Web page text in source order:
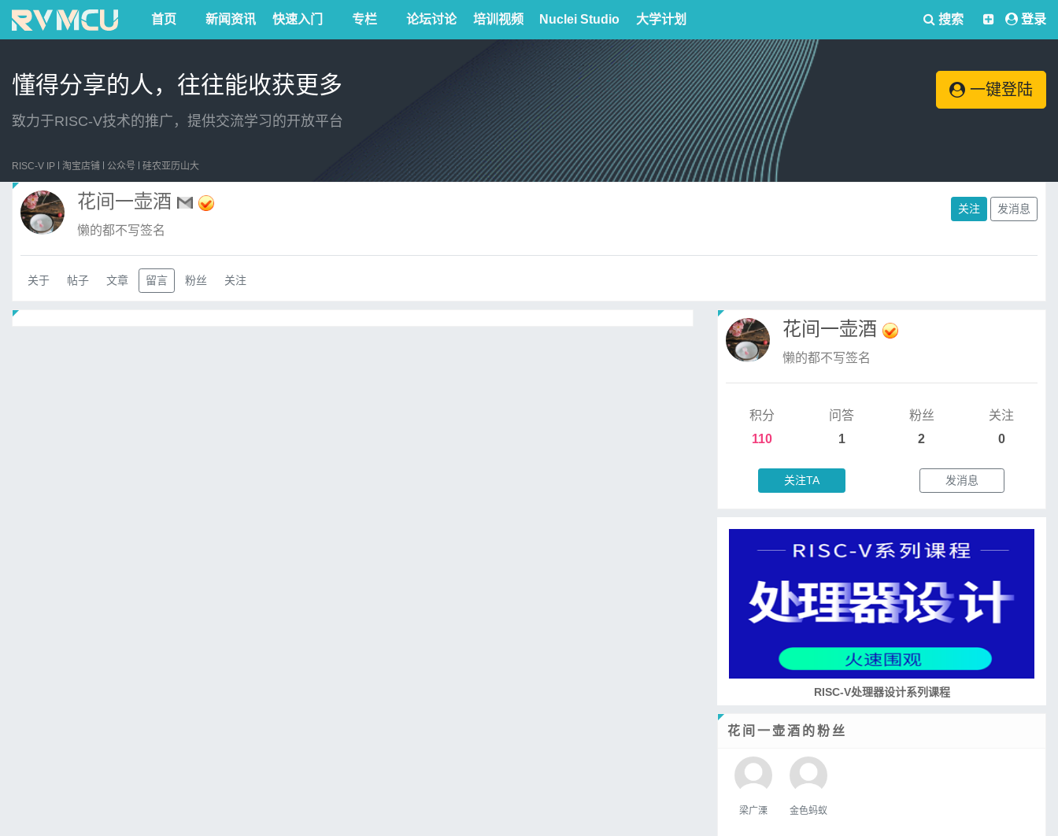
首页 新闻资讯 快速入门 专栏 论坛讨论 培训视频 Nuclei Studio 大学计划 搜索 登录
懂得分享的人，往往能收获更多
致力于RISC-V技术的推广，提供交流学习的开放平台
一键登陆
RISC-V IP 淘宝店铺 公众号 硅农亚历山大
花间一壶酒
懒的都不写签名
关注 发消息
关于 帖子 文章 留言 粉丝 关注
花间一壶酒
懒的都不写签名
积分
110
问答
1
粉丝
2
关注
0
关注TA 发消息
RISC-V处理器设计系列课程
花间一壶酒的粉丝
梁广溧 金色蚂蚁